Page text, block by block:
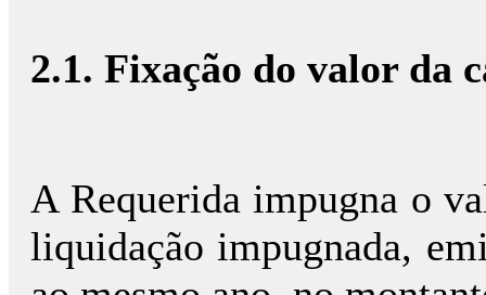
2.1. Fixação do valor da
A Requerida impugna o
liquidação impugnada,